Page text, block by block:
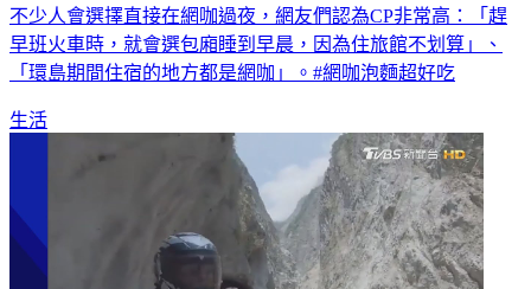
不少人會選擇直接在網咖過夜，網友們認為CP非常高：「趕
早班火車時，就會選包廂睡到早晨，因為住旅館不划算」、
「環島期間住宿的地方都是網咖」。#網咖泡麵超好吃
生活